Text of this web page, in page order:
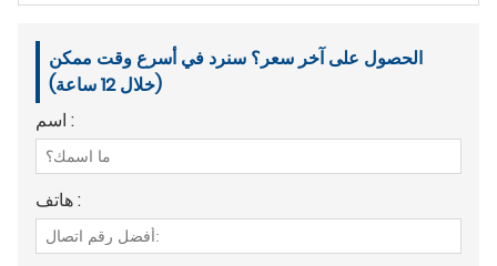
الحصول على آخر سعر؟ سنرد في أسرع وقت ممكن
(خلال 12 ساعة)
اسم :
هاتف :